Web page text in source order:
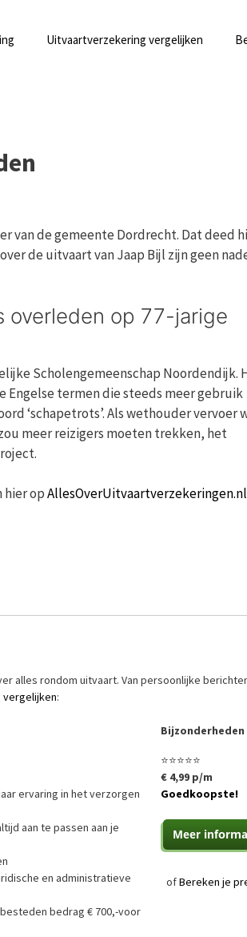
Uitvaartverzekering vergelijken
van de gemeente Dordrecht. Dat deed
de uitvaart van Jaap Bijl zijn geen
overleden op 77-jarige
Scholengemeenschap Noordendijk.
Engelse termen die steeds meer gebruik
‘schapetrots’. Als wethouder vervoer
meer reizigers moeten trekken, het
hier opAllesOverUitvaartverzekeringen.nl
alles rondom uitvaart. Van persoonlijke
:
Bijzonderheden
ervaring in het verzorgen
aan te passen aan je
en administratieve
bedrag € 700,-voor
⭐⭐⭐⭐⭐
€ 4,99 p/m
Goedkoopste!
ofBereken je